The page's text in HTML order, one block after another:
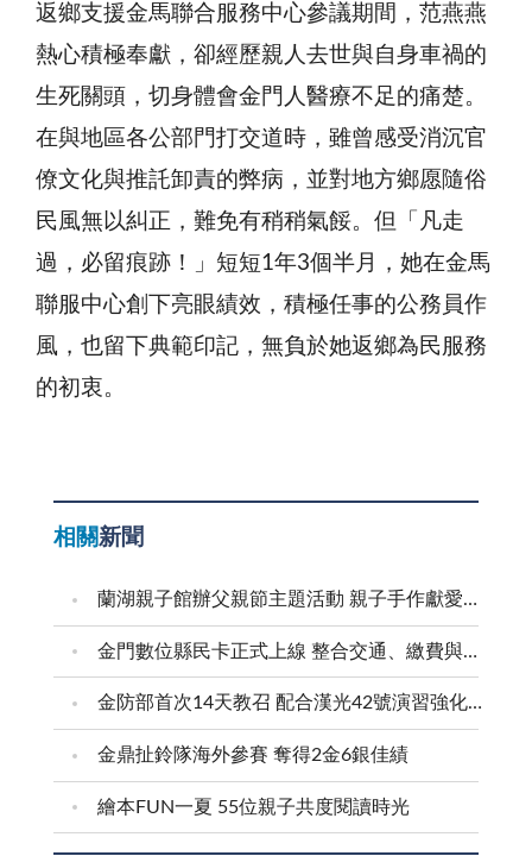
返鄉支援金馬聯合服務中心參議期間，范燕燕
熱心積極奉獻，卻經歷親人去世與自身車禍的
生死關頭，切身體會金門人醫療不足的痛楚。
在與地區各公部門打交道時，雖曾感受消沉官
僚文化與推託卸責的弊病，並對地方鄉愿隨俗
民風無以糾正，難免有稍稍氣餒。但「凡走
過，必留痕跡！」短短1年3個半月，她在金馬
聯服中心創下亮眼績效，積極任事的公務員作
風，也留下典範印記，無負於她返鄉為民服務
的初衷。
相關新聞
蘭湖親子館辦父親節主題活動 親子手作獻愛爸爸
金門數位縣民卡正式上線 整合交通、繳費與生活服務 迎接在地智慧新生活
金防部首次14天教召 配合漢光42號演習強化防衛戰力
金鼎扯鈴隊海外參賽 奪得2金6銀佳績
繪本FUN一夏 55位親子共度閱讀時光